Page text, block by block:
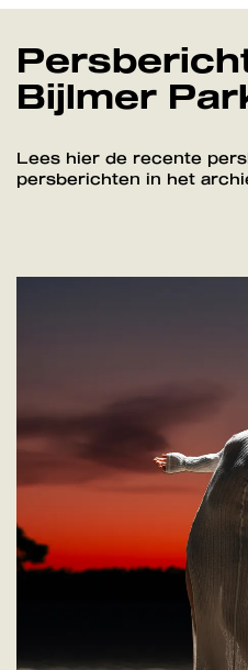
Bijlmer
Lees hier de recente
persberichten in het